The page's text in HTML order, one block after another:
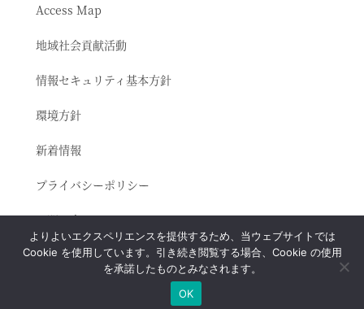
Access Map
地域社会貢献活動
情報セキュリティ基本方針
環境方針
新着情報
プライバシーポリシー
お問い合わせ
採用
よりよいエクスペリエンスを提供するため、当ウェブサイトでは
Cookie を使用しています。引き続き閲覧する場合、Cookie の使用
を承諾したものとみなされます。
OK